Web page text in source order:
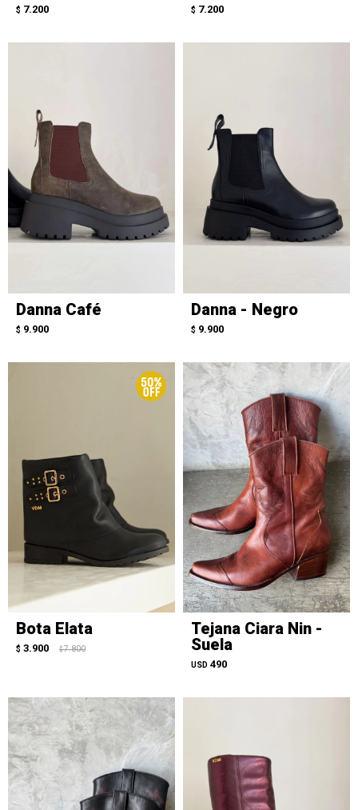
$ 7.200 $ 7.200
Danna Café
$ 9.900
Danna - Negro
$ 9.900
Bota Elata
$ 3.900 $ 7.800
Tejana Ciara Nin -
Suela
USD 490